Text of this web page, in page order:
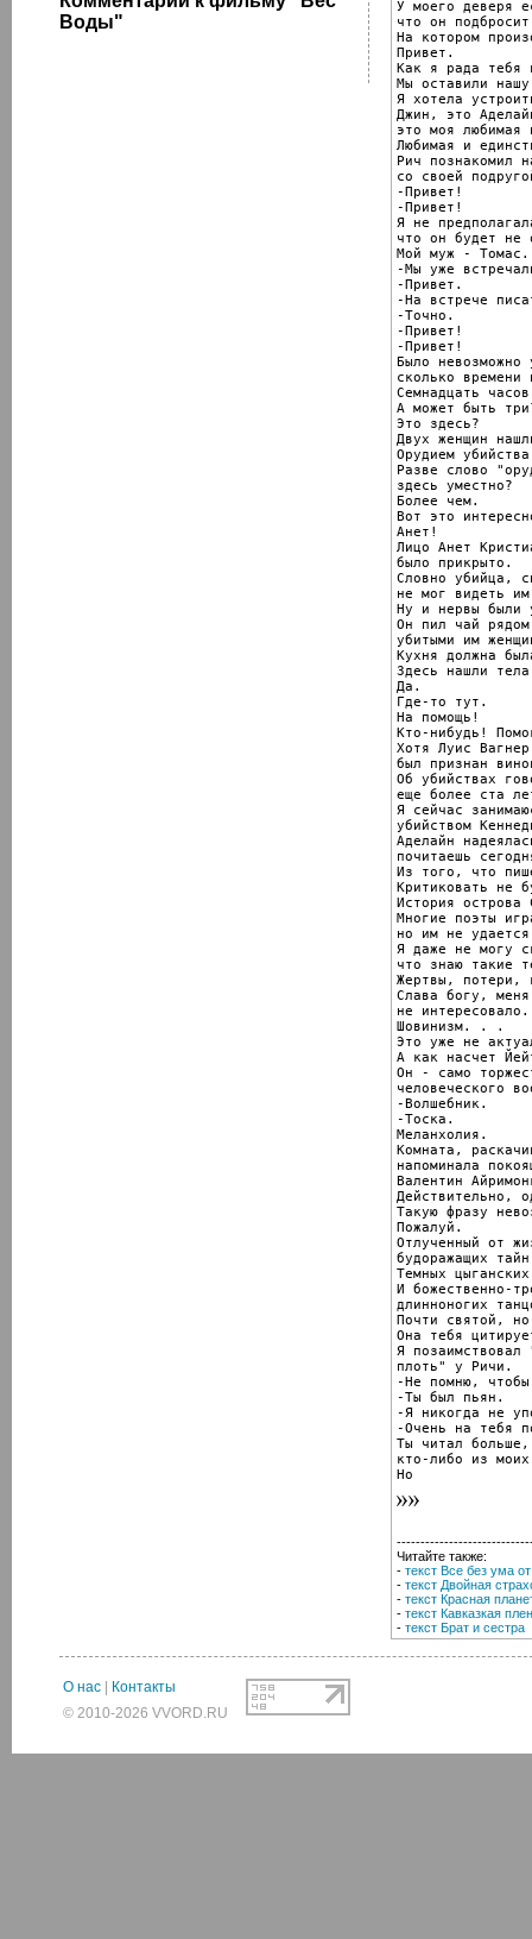
Воды"
У моего деверя
что он
На котором
Привет.
Как я рада тебя
Мы оставили
Я хотела
Джин, это
это моя любимая
Любимая и
Рич познакомил
со своей
-Привет!
-Привет!
Я не
что он будет не
Мой муж - Томас.
-Мы уже
-Привет.
-На встрече
-Точно.
-Привет!
-Привет!
Было невозможно
сколько времени
Семнадцать
А может быть
Это здесь?
Двух женщин
Орудием
Разве слово
здесь уместно?
Более чем.
Вот это
Анет!
Лицо Анет
было прикрыто.
Словно убийца,
не мог видеть
Ну и нервы были
Он пил чай
убитыми им
Кухня должна
Здесь нашли
Да.
Где-то тут.
На помощь!
Кто-нибудь!
Хотя Луис Вагнер
был признан
Об убийствах
еще более ста
Я сейчас
убийством
Аделайн
почитаешь
Из того, что
Критиковать не
История острова
Многие поэты
но им не
Я даже не могу
что знаю такие
Жертвы,
Слава богу,
не интересовало.
Шовинизм. . .
Это уже не
А как насчет
Он - само
человеческого
-Волшебник.
-Тоска.
Меланхолия.
Комната,
напоминала
Валентин
Действительно,
Такую фразу
Пожалуй.
Отлученный от
будоражащих
Темных
И божественно-
длинноногих
Почти святой,
Она тебя
Я позаимствовал
плоть" у Ричи.
-Не помню,
-Ты был пьян.
-Я никогда не
-Очень на тебя
Ты читал
кто-либо из
Но
Читайте также:
- текст Все без ума
- текст Двойная
- текст Красная
- текст Кавказкая
- текст Брат и сестра
О нас
Контакты
© 2010-2026 VVORD.RU